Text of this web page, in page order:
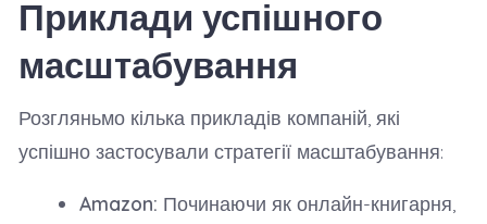
Приклади успішного
масштабування
Розгляньмо кілька прикладів компаній, які
успішно застосували стратегії масштабування:
Amazon: Починаючи як онлайн-книгарня,